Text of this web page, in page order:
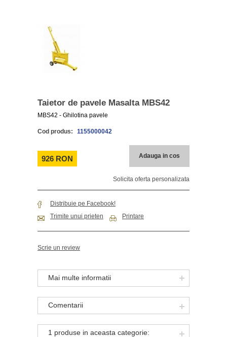
Taietor de pavele Masalta MBS42
MBS42 - Ghilotina pavele
Cod produs: 1155000042
926 RON Adauga in cos
Solicita oferta personalizata
Distribuie pe Facebook!
Trimite unui prieten
Printare
Scrie un review
Mai multe informatii
Comentarii
1 produse in aceasta categorie: